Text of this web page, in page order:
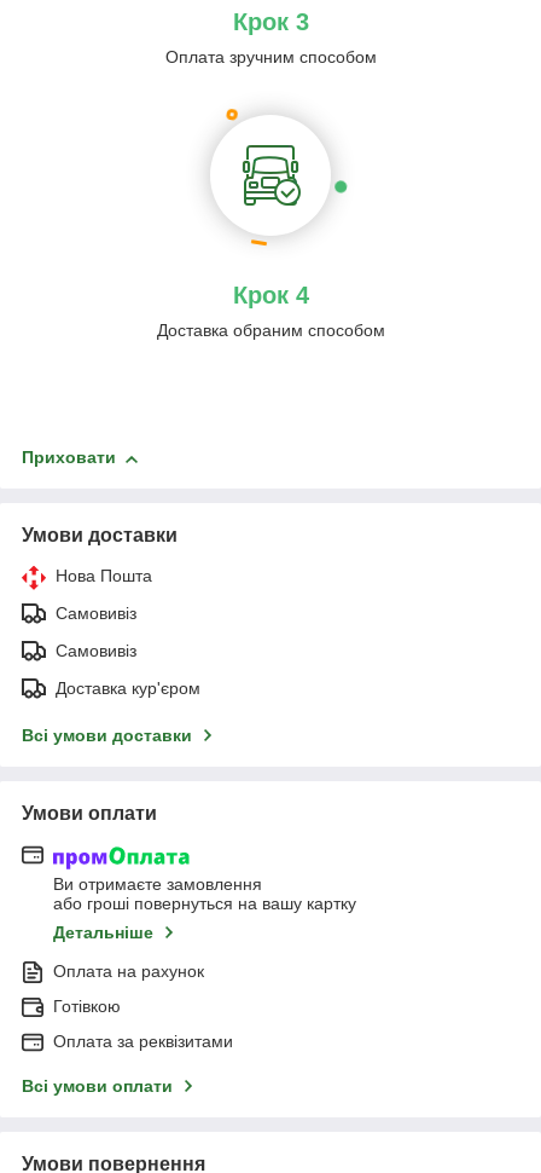
Крок 3
Оплата зручним способом
Крок 4
Доставка обраним способом
Приховати
Умови доставки
Нова Пошта
Самовивіз
Самовивіз
Доставка кур'єром
Всі умови доставки
Умови оплати
Ви отримаєте замовлення
або гроші повернуться на вашу картку
Детальніше
Оплата на рахунок
Готівкою
Оплата за реквізитами
Всі умови оплати
Умови повернення